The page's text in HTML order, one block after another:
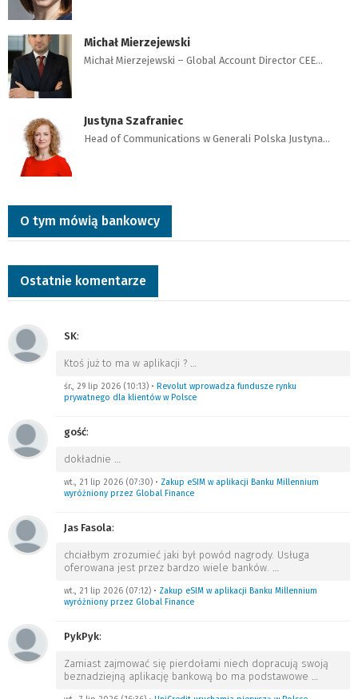
Michał Mierzejewski
Michał Mierzejewski – Global Account Director CEE…
Justyna Szafraniec
Head of Communications w Generali Polska Justyna…
O tym mówią bankowcy
Ostatnie komentarze
SK:
Ktoś już to ma w aplikacji ? …
śr., 29 lip 2026 (10:13) • Revolut wprowadza fundusze rynku
prywatnego dla klientów w Polsce
gość:
dokładnie …
wt., 21 lip 2026 (07:30) • Zakup eSIM w aplikacji Banku Millennium
wyróżniony przez Global Finance
Jas Fasola:
chciałbym zrozumieć jaki był powód nagrody. Usługa
oferowana jest przez bardzo wiele banków. …
wt., 21 lip 2026 (07:12) • Zakup eSIM w aplikacji Banku Millennium
wyróżniony przez Global Finance
PykPyk:
Zamiast zajmować się pierdołami niech dopracują swoją
beznadziejną aplikację bankową bo ma podstawowe …